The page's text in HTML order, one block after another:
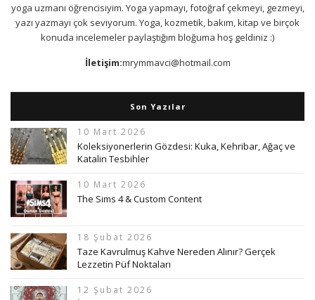
yoga uzmanı öğrencisiyim. Yoga yapmayı, fotoğraf çekmeyi, gezmeyi,
yazı yazmayı çok seviyorum. Yoga, kozmetik, bakım, kitap ve birçok
konuda incelemeler paylaştığım bloğuma hoş geldiniz :)
İletişim:mrymmavci@hotmail.com
Son Yazılar
10 Mart 2026
Koleksiyonerlerin Gözdesi: Kuka, Kehribar, Ağaç ve
Katalin Tesbihler
10 Mart 2026
The Sims 4 & Custom Content
18 Şubat 2026
Taze Kavrulmuş Kahve Nereden Alınır? Gerçek
Lezzetin Püf Noktaları
12 Şubat 2026